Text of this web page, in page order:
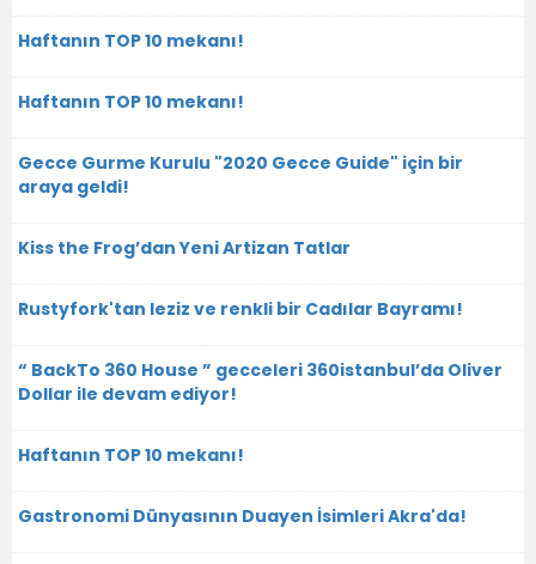
Haftanın TOP 10 mekanı!
Haftanın TOP 10 mekanı!
Gecce Gurme Kurulu "2020 Gecce Guide" için bir
araya geldi!
Kiss the Frog’dan Yeni Artizan Tatlar
Rustyfork'tan leziz ve renkli bir Cadılar Bayramı!
“ BackTo 360 House ” gecceleri 360istanbul’da Oliver
Dollar ile devam ediyor!
Haftanın TOP 10 mekanı!
Gastronomi Dünyasının Duayen İsimleri Akra'da!